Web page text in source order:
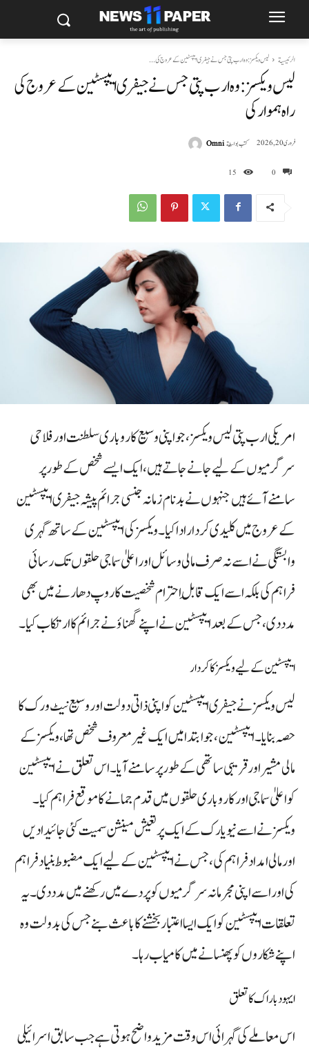
الرئيسية لیس ویکسز: وہ ارب پتی جس نے جیفری ایپسٹین کے عروج کی...
لیس ویکسز: وہ ارب پتی جس نے جیفری ایپسٹین کے عروج کی
راہ ہموار کی
0
15
فروری 20, 2026 كتب بواسطةOmni
امریکی ارب پتی لیس ویکسز، جو اپنی وسیع کاروباری سلطنت اور فلاحی
سرگرمیوں کے لیے جانے جاتے ہیں، ایک ایسے شخص کے طور پر
سامنے آئے ہیں جنہوں نے بدنام زمانہ جنسی جرائم پیشہ جیفری ایپسٹین
کے عروج میں کلیدی کردار ادا کیا۔ ویکسز کی ایپسٹین کے ساتھ گہری
وابستگی نے اسے نہ صرف مالی وسائل اور اعلیٰ سماجی حلقوں تک رسائی
فراہم کی بلکہ اسے ایک قابلِ احترام شخصیت کا روپ دھارنے میں بھی
مدد دی، جس کے بعد ایپسٹین نے اپنے گھناؤنے جرائم کا ارتکاب کیا۔
ایپسٹین کے لیے ویکسز کا کردار
لیس ویکسز نے جیفری ایپسٹین کو اپنی ذاتی دولت اور وسیع نیٹ ورک کا
حصہ بنایا۔ ایپسٹین، جو ابتدا میں ایک غیر معروف شخص تھا، ویکسز کے
مالی مشیر اور قریبی ساتھی کے طور پر سامنے آیا۔ اس تعلق نے ایپسٹین
کو اعلیٰ سماجی اور کاروباری حلقوں میں قدم جمانے کا موقع فراہم کیا۔
ویکسز نے اسے نیویارک کے ایک پرتعیش مینشن سمیت کئی جائیدادیں
اور مالی امداد فراہم کی، جس نے ایپسٹین کے لیے ایک مضبوط بنیاد فراہم
کی اور اسے اپنی مجرمانہ سرگرمیوں کو پردے میں رکھنے میں مدد دی۔ یہ
تعلقات ایپسٹین کو ایک ایسا اعتبار بخشنے کا باعث بنے جس کی بدولت وہ
اپنے شکاروں کو پھنسانے میں کامیاب رہا۔
ایہود باراک کا تعلق
اس معاملے کی گہرائی اس وقت مزید واضح ہوتی ہے جب سابق اسرائیلی